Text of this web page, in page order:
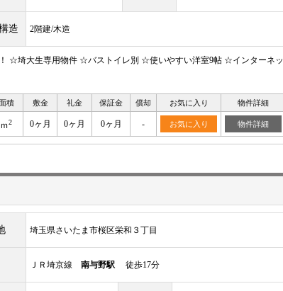
造 2階建/木造
☆埼大生専用物件 ☆バストイレ別 ☆使いやすい洋室9帖 ☆インターネッ
積 敷金 礼金 保証金 償却 お気に入り 物件詳細
2 0ヶ月 0ヶ月 0ヶ月 - お気に入り 物件詳細
埼玉県さいたま市桜区栄和３丁目
ＪＲ埼京線 南与野駅 徒歩17分